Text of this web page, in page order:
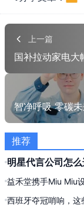
上一篇
推荐
明星代言公司怎
明星代言全案与
益禾堂携手Miu Miu
西班牙夺冠哨响，这